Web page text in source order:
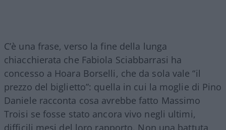
C’è una frase, verso la fine della lunga
chiacchierata che Fabiola Sciabbarrasi ha
concesso a Hoara Borselli, che da sola vale “il
prezzo del biglietto”: quella in cui la moglie di Pino
Daniele racconta cosa avrebbe fatto Massimo
Troisi se fosse stato ancora vivo negli ultimi,